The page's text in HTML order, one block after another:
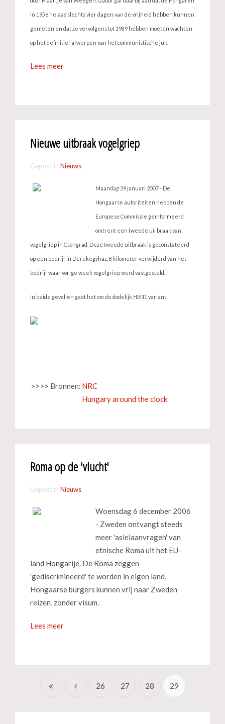
in 1956 helaas slechts vier dagen van de vrijheid hebben kunnen
genieten en dat ze vervolgens tot 1989 hebben moeten wachten
op het definitief afwerpen van het communistische juk.
Lees meer
Nieuwe uitbraak vogelgriep
Gepost in Nieuws
Maandag 29 januari 2007 - De
Hongaarse autoriteiten hebben de
Europese Commissie geïnformeerd
omtrent een tweede uirbraak van
vogelgriep in Csóngrad. Deze tweede uitbraak is geconstateerd
op een bedrijf in Derekegyház, 8 kilometer verwijderd van het
bedrijf waar vorige week vogelgriep werd vastgesteld.
In beide gevallen gaat het om de dodelijk H5N1 variant.
>>>> Bronnen: NRC
Hungary around the clock
Roma op de 'vlucht'
Gepost in Nieuws
Woensdag 6 december 2006
- Zweden ontvangt steeds
meer 'asielaanvragen' van
etnische Roma uit het EU-
land Hongarije. De Roma zeggen
'gediscrimineerd' te worden in eigen land.
Hongaarse burgers kunnen vrij naar Zweden
reizen, zonder visum.
Lees meer
26 27 28 29